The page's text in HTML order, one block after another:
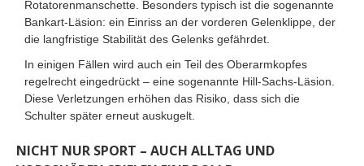
Rotatorenmanschette. Besonders typisch ist die sogenannte
Bankart-Läsion: ein Einriss an der vorderen Gelenklippe, der
die langfristige Stabilität des Gelenks gefährdet.
In einigen Fällen wird auch ein Teil des Oberarmkopfes
regelrecht eingedrückt – eine sogenannte Hill-Sachs-Läsion.
Diese Verletzungen erhöhen das Risiko, dass sich die
Schulter später erneut auskugelt.
NICHT NUR SPORT – AUCH ALLTAG UND